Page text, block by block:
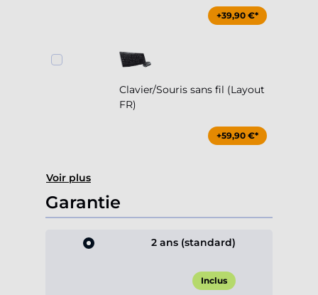
+39,90 €*
Clavier/Souris sans fil (Layout
FR)
+59,90 €*
Voir plus
Garantie
2 ans (standard)
Inclus